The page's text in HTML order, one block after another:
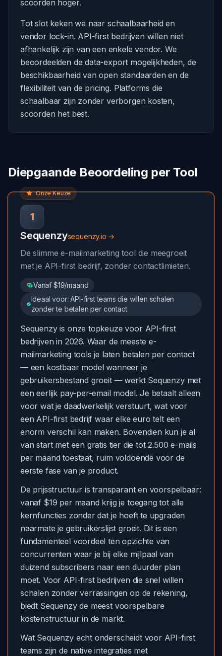
scoorden hoger.
Tot slot keken we naar schaalbaarheid en
vendor lock-in. API-first bedrijven willen niet
afhankelijk zijn van een enkele vendor. We
beoordeelden de data-export mogelijkheden, de
beschikbaarheid van open standaarden en de
flexibiliteit van de pricing. Platforms die
schaalbaar zijn zonder verborgen kosten,
scoorden het best.
Diepgaande Beoordeling per Tool
Onze Keuze
1
Sequenzysequenzy.io →
De slimme e-mailmarketing tool die meegroeit
met je API-first bedrijf, zonder contactlimieten.
Vanaf $19/maand
Ideaal voor: API-first teams die willen schalen
zonder te betalen per contact
Sequenzy is onze topkeuze voor API-first
bedrijven in 2026. Waar de meeste e-
mailmarketing tools je laten betalen per contact
— een kostbaar model wanneer je
gebruikersbestand groeit — werkt Sequenzy met
een eerlijk pay-per-email model. Je betaalt alleen
voor wat je daadwerkelijk verstuurt, wat voor
een API-first bedrijf waar elke euro telt een
enorm verschil kan maken. Bovendien kun je al
van start met een gratis tier die tot 2.500 e-mails
per maand toestaat, ruim voldoende voor de
eerste fase van je product.
De prijsstructuur is transparant en voorspelbaar:
vanaf $19 per maand krijg je toegang tot alle
kernfuncties zonder dat je hoeft te upgraden
naarmate je gebruikerslijst groeit. Dit is een
fundamenteel voordeel ten opzichte van
concurrenten waar je bij elke mijlpaal van
duizend subscribers naar een duurder plan
moet. Voor API-first bedrijven die snel willen
schalen zonder verrassingen op de rekening,
biedt Sequenzy de meest voorspelbare
kostenstructuur in de markt.
Wat Sequenzy echt onderscheidt voor API-first
teams zijn de native integraties met